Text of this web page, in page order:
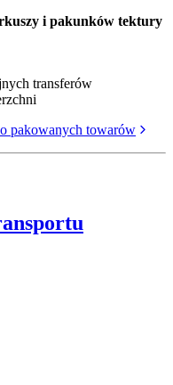
i pakunków tektury
transferów
pakowanych towarów